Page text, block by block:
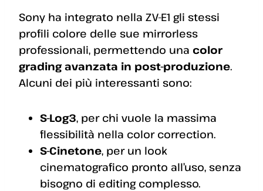
Sony ha integrato nella ZV-E1 gli stessi
profili colore delle sue mirrorless
professionali, permettendo una color
grading avanzata in post-produzione.
Alcuni dei più interessanti sono:
S-Log3, per chi vuole la massima
flessibilità nella color correction.
S-Cinetone, per un look
cinematografico pronto all’uso, senza
bisogno di editing complesso.